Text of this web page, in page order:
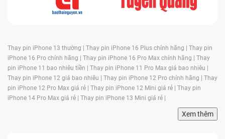
Thay pin iPhone 13 thường | Thay pin iPhone 16 Plus chính hãng | Thay pin
iPhone 16 Pro chính hãng | Thay pin iPhone 16 Pro Max chính hãng | Thay
pin iPhone 11 bao nhiêu tiền | Thay pin iPhone 11 Pro Max giá bao nhiêu |
Thay pin iPhone 12 giá bao nhiêu | Thay pin iPhone 12 Pro chính hãng | Thay
pin iPhone 12 Pro Max giá rẻ | Thay pin iPhone 12 Mini giá rẻ | Thay pin
iPhone 14 Pro Max giá rẻ | Thay pin iPhone 13 Mini giá rẻ |
Xem thêm